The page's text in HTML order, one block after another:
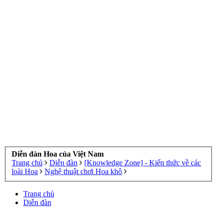
Diễn đàn Hoa của Việt Nam
Trang chủ
Diễn đàn
[Knowledge Zone] - Kiến thức về các
loài Hoa
Nghệ thuật chơi Hoa khô
Trang chủ
Diễn đàn